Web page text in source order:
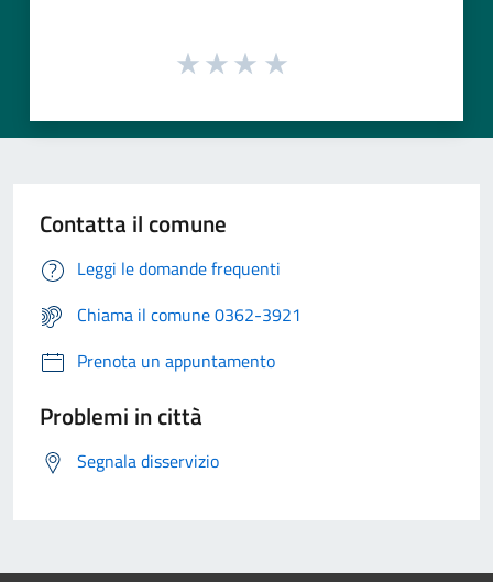
Contatta il comune
Leggi le domande frequenti
Chiama il comune 0362-3921
Prenota un appuntamento
Problemi in città
Segnala disservizio